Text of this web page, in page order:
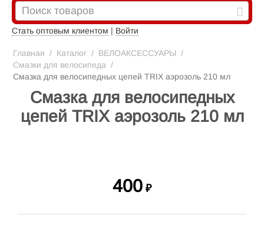
Стать оптовым клиентом | Войти
Главная / Каталог / ВЕЛОАКСЕССУАРЫ /
Смазки для велосипеда /
Смазка для велосипедных цепей TRIX аэрозоль 210 мл
Смазка для велосипедных
цепей TRIX аэрозоль 210 мл
400 ₽